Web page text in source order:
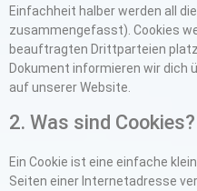
Einfachheit halber werden all
zusammengefasst). Cookies
beauftragten Drittparteien
Dokument informieren wir dich
auf unserer Website.
2. Was sind Cookies?
Ein Cookie ist eine einfache
Seiten einer Internetadresse